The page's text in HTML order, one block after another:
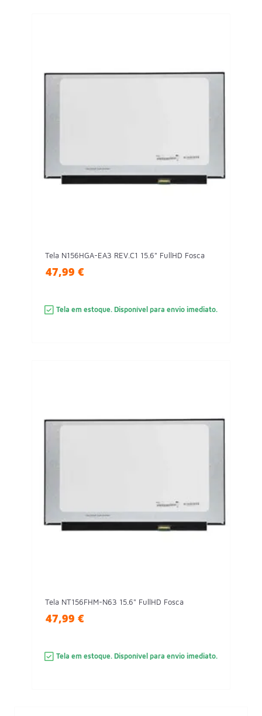
Tela N156HGA-EA3 REV.C1 15.6" FullHD Fosca
47,99 €
Tela em estoque. Disponível para envio imediato.
Tela NT156FHM-N63 15.6" FullHD Fosca
47,99 €
Tela em estoque. Disponível para envio imediato.